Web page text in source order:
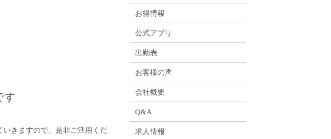
す
いきますので、是非ご活用くだ
お得情報
公式アプリ
出勤表
お客様の声
会社概要
Q&A
求人情報